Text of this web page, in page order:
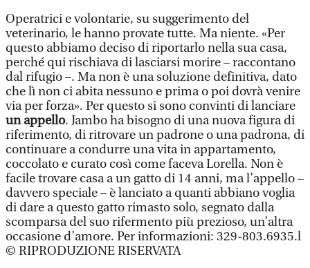
Operatrici e volontarie, su suggerimento del
veterinario, le hanno provate tutte. Ma niente. «Per
questo abbiamo deciso di riportarlo nella sua casa,
perché qui rischiava di lasciarsi morire – raccontano
dal rifugio –. Ma non è una soluzione definitiva, dato
che lì non ci abita nessuno e prima o poi dovrà venire
via per forza». Per questo si sono convinti di lanciare
un appello. Jambo ha bisogno di una nuova figura di
riferimento, di ritrovare un padrone o una padrona, di
continuare a condurre una vita in appartamento,
coccolato e curato così come faceva Lorella. Non è
facile trovare casa a un gatto di 14 anni, ma l’appello –
davvero speciale – è lanciato a quanti abbiano voglia
di dare a questo gatto rimasto solo, segnato dalla
scomparsa del suo rifermento più prezioso, un’altra
occasione d’amore. Per informazioni: 329-803.6935.l
© RIPRODUZIONE RISERVATA